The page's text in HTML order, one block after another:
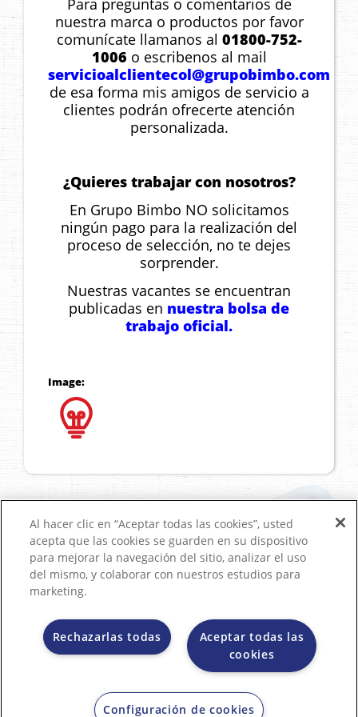
Para preguntas o comentarios de
nuestra marca o productos por favor
comunícate llamanos al 01800-752-
1006 o escribenos al mail
servicioalclientecol@grupobimbo.com
de esa forma mis amigos de servicio a
clientes podrán ofrecerte atención
personalizada.
¿Quieres trabajar con nosotros?
En Grupo Bimbo NO solicitamos
ningún pago para la realización del
proceso de selección, no te dejes
sorprender.
Nuestras vacantes se encuentran
publicadas en nuestra bolsa de
trabajo oficial.
Image:
Política de Tratamiento y Protección de Datos Personales
Al hacer clic en “Aceptar todas las cookies”, usted
acepta que las cookies se guarden en su dispositivo
para mejorar la navegación del sitio, analizar el uso
del mismo, y colaborar con nuestros estudios para
marketing.
Aceptar todas las
cookies
Rechazarlas todas
Configuración de cookies